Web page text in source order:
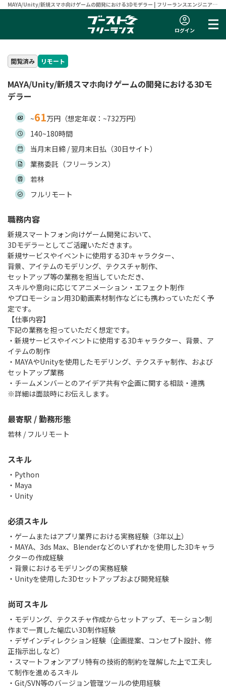
MAYA/Unity/新規スマホ向けゲームの開発における3Dモデラー | フリーランスエンジニア向
け案件サイト 【ブーストフリーランス】
ログイン
閲覧済み リモート
MAYA/Unity/新規スマホ向けゲームの開発における3Dモ
デラー
~61万円（想定年収：~732万円）
140~180時間
当月末日締 / 翌月末日払（30日サイト）
業務委託（フリーランス）
若林
フルリモート
職務内容
新規スマートフォン向けゲーム開発において、
3Dモデラーとしてご活躍いただきます。
新規サービスやイベントに使用する3Dキャラクター、
背景、アイテムのモデリング、テクスチャ制作、
セットアップ等の業務を担当していただき、
スキルや意向に応じてアニメーション・エフェクト制作
やプロモーション用3D動画素材制作などにも携わっていただく予
定です。
【仕事内容】
下記の業務を担っていただく想定です。
・新規サービスやイベントに使用する3Dキャラクター、背景、ア
イテムの制作
・MAYAやUnityを使用したモデリング、テクスチャ制作、および
セットアップ業務
・チームメンバーとのアイデア共有や企画に関する相談・連携
※詳細は面談時にお伝えします。
最寄駅 / 勤務形態
若林 / フルリモート
スキル
Python
Maya
Unity
必須スキル
・ゲームまたはアプリ業界における実務経験（3年以上）
・MAYA、3ds Max、Blenderなどのいずれかを使用した3Dキャラ
クターの作成経験
・背景におけるモデリングの実務経験
・Unityを使用した3Dセットアップおよび開発経験
尚可スキル
・モデリング、テクスチャ作成からセットアップ、モーション制
作まで一貫した幅広い3D制作経験
・デザインディレクション経験（企画提案、コンセプト設計、修
正指示出しなど）
・スマートフォンアプリ特有の技術的制約を理解した上で工夫し
て制作を進めるスキル
・Git/SVN等のバージョン管理ツールの使用経験